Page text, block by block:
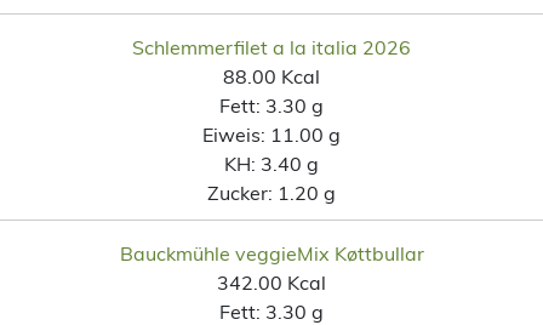
Schlemmerfilet a la italia 2026
88.00 Kcal
Fett: 3.30 g
Eiweis: 11.00 g
KH: 3.40 g
Zucker: 1.20 g
Bauckmühle veggieMix Køttbullar
342.00 Kcal
Fett: 3.30 g